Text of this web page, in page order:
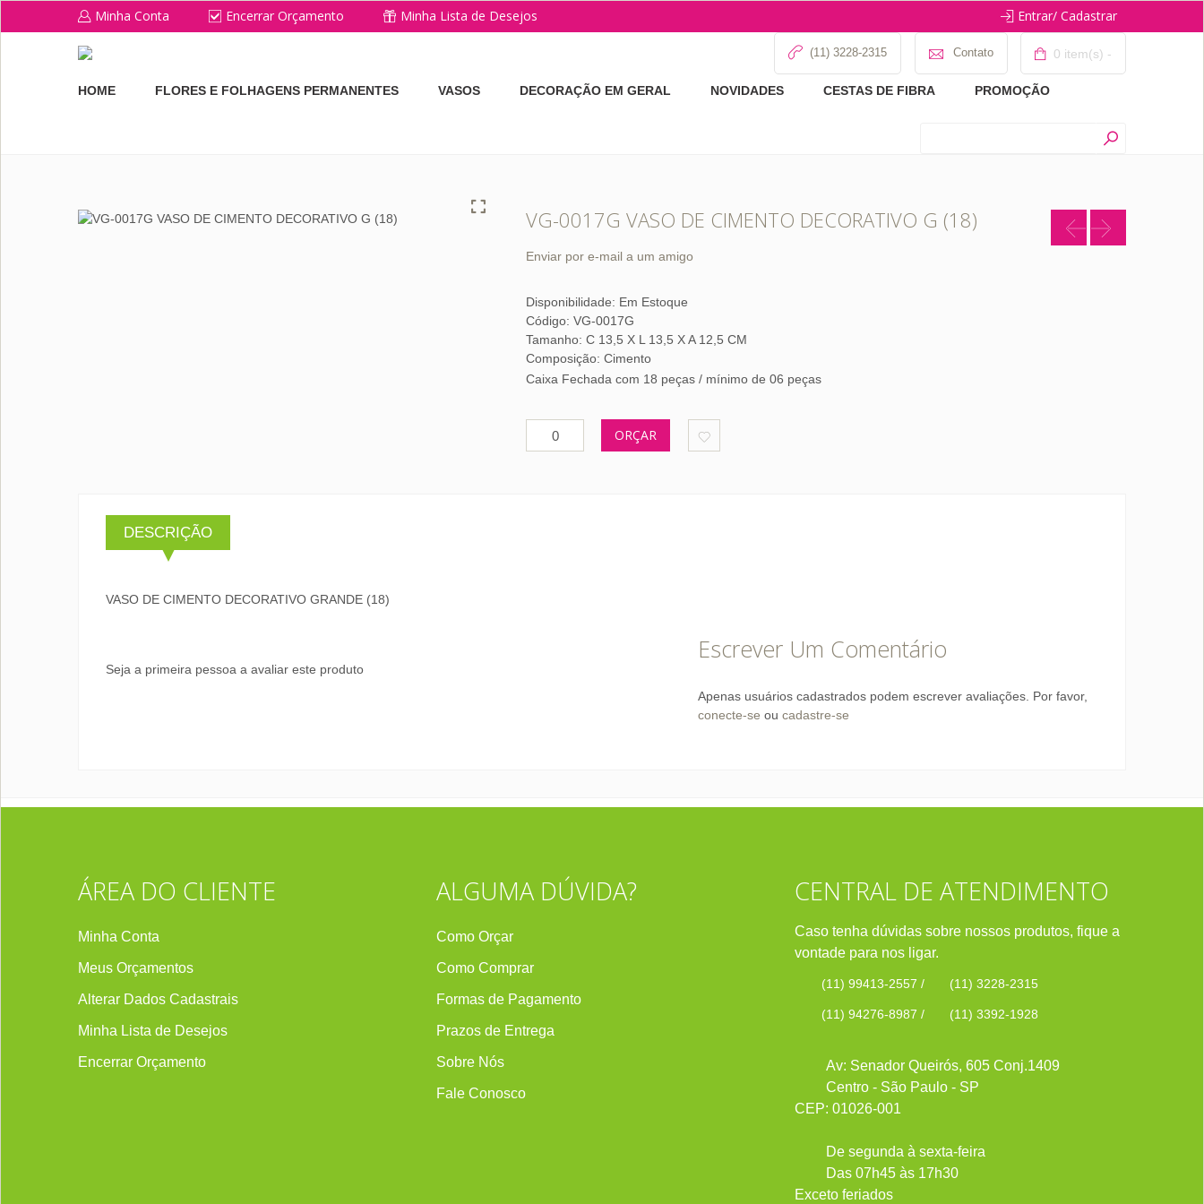
Minha Conta Encerrar Orçamento Minha Lista de Desejos Entrar/ Cadastrar
(11) 3228-2315 Contato 0 item(s) -
HOME FLORES E FOLHAGENS PERMANENTES VASOS DECORAÇÃO EM GERAL NOVIDADES CESTAS DE FIBRA PROMOÇÃO
VG-0017G VASO DE CIMENTO DECORATIVO G (18)
Enviar por e-mail a um amigo
Disponibilidade: Em Estoque
Código: VG-0017G
Tamanho: C 13,5 X L 13,5 X A 12,5 CM
Composição: Cimento
Caixa Fechada com 18 peças / mínimo de 06 peças
ORÇAR
DESCRIÇÃO
VASO DE CIMENTO DECORATIVO GRANDE (18)
Seja a primeira pessoa a avaliar este produto
Escrever Um Comentário
Apenas usuários cadastrados podem escrever avaliações. Por favor,
conecte-se oucadastre-se
ÁREA DO CLIENTE
Minha Conta
Meus Orçamentos
Alterar Dados Cadastrais
Minha Lista de Desejos
Encerrar Orçamento
ALGUMA DÚVIDA?
Como Orçar
Como Comprar
Formas de Pagamento
Prazos de Entrega
Sobre Nós
Fale Conosco
CENTRAL DE ATENDIMENTO
Caso tenha dúvidas sobre nossos produtos, fique a
vontade para nos ligar.
(11) 99413-2557 / (11) 3228-2315
(11) 94276-8987 / (11) 3392-1928
Av: Senador Queirós, 605 Conj.1409
Centro - São Paulo - SP
CEP: 01026-001
De segunda à sexta-feira
Das 07h45 às 17h30
Exceto feriados